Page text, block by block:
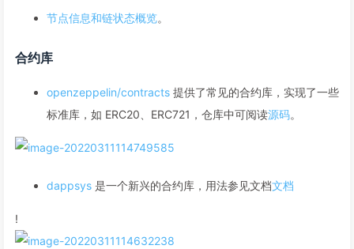
节点信息和链状态概览。
合约库
openzeppelin/contracts 提供了常见的合约库，实现了一些
标准库，如 ERC20、ERC721，仓库中可阅读源码。
dappsys 是一个新兴的合约库，用法参见文档文档
!